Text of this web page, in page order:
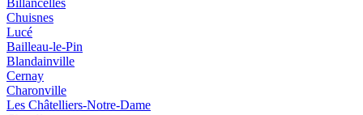
Billancelles
Chuisnes
Lucé
Bailleau-le-Pin
Blandainville
Cernay
Charonville
Les Châtelliers-Notre-Dame